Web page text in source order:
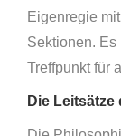
Eigenregie
Sektionen. Es
Treffpunkt für
Die Leitsätze